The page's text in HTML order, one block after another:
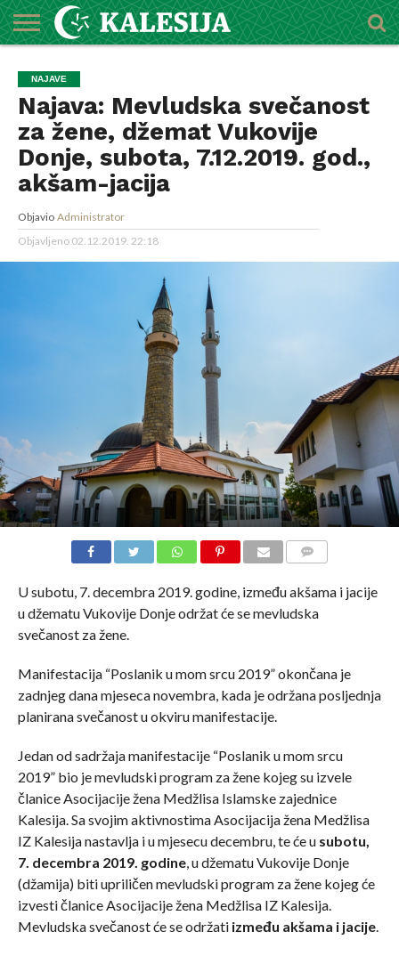
O
MEDŽLISU
DŽEMATI
IMAMI
MEKTEBSKI
CENTAR
VIJESTI
HUTBE
NAJAVE
KALENDAR
KONTAKT
NAJAVE
Najava: Mevludska svečanost
za žene, džemat Vukovije
Donje, subota, 7.12.2019. god.,
akšam-jacija
Objavio Administrator
Objavljeno 02.12.2019. 22:18
U subotu, 7. decembra 2019. godine, između akšama i jacije
u džematu Vukovije Donje održat će se mevludska
svečanost za žene.
Manifestacija “Poslanik u mom srcu 2019” okončana je
zadnjeg dana mjeseca novembra, kada je održana posljednja
planirana svečanost u okviru manifestacije.
Jedan od sadržaja manifestacije “Poslanik u mom srcu
2019” bio je mevludski program za žene kojeg su izvele
članice Asocijacije žena Medžlisa Islamske zajednice
Kalesija. Sa svojim aktivnostima Asocijacija žena Medžlisa
IZ Kalesija nastavlja i u mjesecu decembru, te će u subotu,
7. decembra 2019. godine, u džematu Vukovije Donje
(džamija) biti upriličen mevludski program za žene kojeg će
izvesti članice Asocijacije žena Medžlisa IZ Kalesija.
Mevludska svečanost će se održati između akšama i jacije.